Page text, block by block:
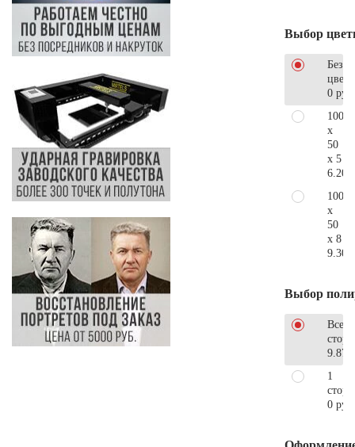
Выбор
Без
0 руб.
100
x
50
x 5
100
x
50
x 8
Выбор
Все
1
0 руб.